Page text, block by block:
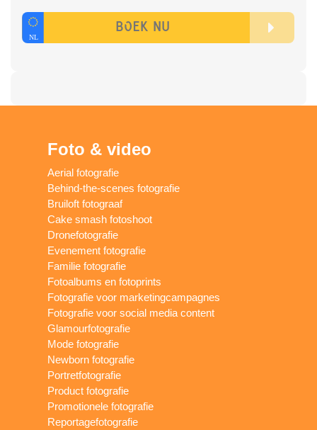
Foto & video
Aerial fotografie
Behind-the-scenes fotografie
Bruiloft fotograaf
Cake smash fotoshoot
Dronefotografie
Evenement fotografie
Familie fotografie
Fotoalbums en fotoprints
Fotografie voor marketingcampagnes
Fotografie voor social media content
Glamourfotografie
Mode fotografie
Newborn fotografie
Portretfotografie
Product fotografie
Promotionele fotografie
Reportagefotografie